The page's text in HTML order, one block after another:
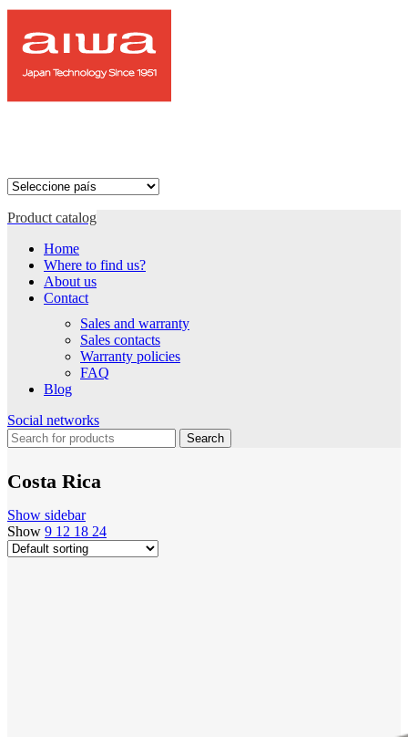
Product catalog
Home
Where to find us?
About us
Contact
Sales and warranty
Sales contacts
Warranty policies
FAQ
Blog
Social networks
Search
Costa Rica
Show sidebar
Show 9 12 18 24